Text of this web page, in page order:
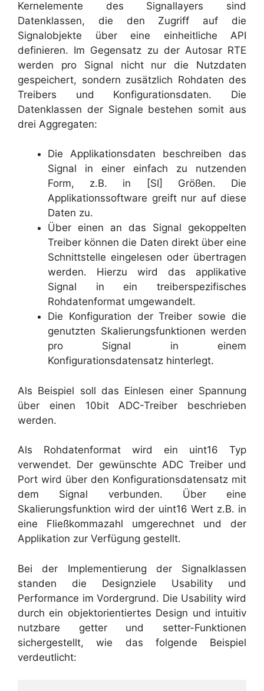
Kernelemente des Signallayers sind
Datenklassen, die den Zugriff auf die
Signalobjekte über eine einheitliche API
definieren. Im Gegensatz zu der Autosar RTE
werden pro Signal nicht nur die Nutzdaten
gespeichert, sondern zusätzlich Rohdaten des
Treibers und Konfigurationsdaten. Die
Datenklassen der Signale bestehen somit aus
drei Aggregaten:
Die Applikationsdaten beschreiben das
Signal in einer einfach zu nutzenden
Form, z.B. in [SI] Größen. Die
Applikationssoftware greift nur auf diese
Daten zu.
Über einen an das Signal gekoppelten
Treiber können die Daten direkt über eine
Schnittstelle eingelesen oder übertragen
werden. Hierzu wird das applikative
Signal in ein treiberspezifisches
Rohdatenformat umgewandelt.
Die Konfiguration der Treiber sowie die
genutzten Skalierungsfunktionen werden
pro Signal in einem
Konfigurationsdatensatz hinterlegt.
Als Beispiel soll das Einlesen einer Spannung
über einen 10bit ADC-Treiber beschrieben
werden.
Als Rohdatenformat wird ein uint16 Typ
verwendet. Der gewünschte ADC Treiber und
Port wird über den Konfigurationsdatensatz mit
dem Signal verbunden. Über eine
Skalierungsfunktion wird der uint16 Wert z.B. in
eine Fließkommazahl umgerechnet und der
Applikation zur Verfügung gestellt.
Bei der Implementierung der Signalklassen
standen die Designziele Usability und
Performance im Vordergrund. Die Usability wird
durch ein objektorientiertes Design und intuitiv
nutzbare getter und setter-Funktionen
sichergestellt, wie das folgende Beispiel
verdeutlicht: